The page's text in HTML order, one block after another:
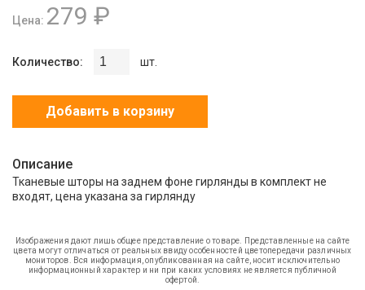
Цена: 279 ₽
Количество: шт.
Добавить в корзину
Описание
Тканевые шторы на заднем фоне гирлянды в комплект не
входят, цена указана за гирлянду
Изображения дают лишь общее представление о товаре. Представленные на сайте
цвета могут отличаться от реальных ввиду особенностей цветопередачи различных
мониторов. Вся информация, опубликованная на сайте, носит исключительно
информационный характер и ни при каких условиях не является публичной
офертой.